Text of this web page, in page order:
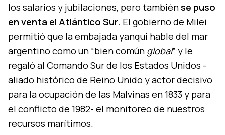
los salarios y jubilaciones, pero tambiénse puso
en venta el Atlántico Sur. El gobierno de Milei
permitió que la embajada yanqui hable del mar
argentino como un “bien común global” y le
regaló al Comando Sur de los Estados Unidos -
aliado histórico de Reino Unido y actor decisivo
para la ocupación de las Malvinas en 1833 y para
el conflicto de 1982- el monitoreo de nuestros
recursos marítimos.